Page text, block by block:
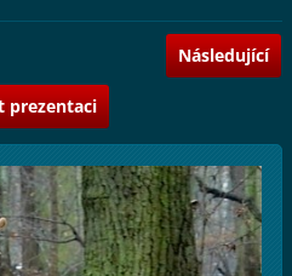
Následující
prezentaci